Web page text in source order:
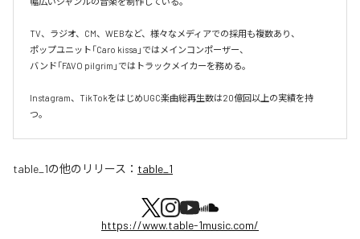
TV、ラジオ、CM、WEBなど、様々なメディアでの採用も複数あり、
ポップユニット「Caro kissa」ではメインコンポーザー、
バンド「FAVO pilgrim」ではトラックメイカーを務める。
Instagram、TikTokをはじめUGC楽曲総再生数は20億回以上の実績を持
つ。
table_1の他のリリース： table_1
https://www.table-1music.com/